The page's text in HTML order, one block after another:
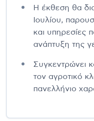
Η έκθεση θα
Ιουλίου,
και υπηρεσίες
ανάπτυξη της
Συγκεντρώνει
τον αγροτικό
πανελλήνιο